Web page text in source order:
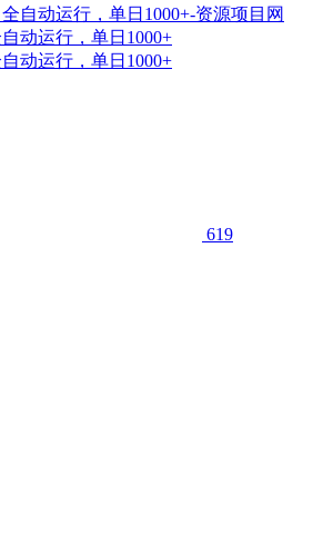
动运行，单日1000+
动运行，单日1000+
619